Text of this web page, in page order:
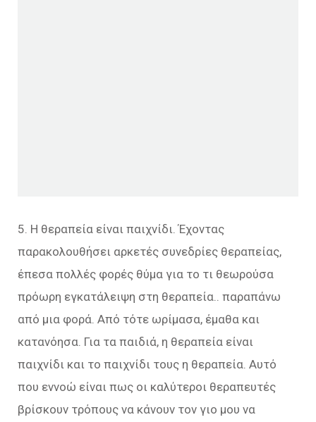
5. Η θεραπεία είναι παιχνίδι. Έχοντας
παρακολουθήσει αρκετές συνεδρίες θεραπείας,
έπεσα πολλές φορές θύμα για το τι θεωρούσα
πρόωρη εγκατάλειψη στη θεραπεία.. παραπάνω
από μια φορά. Από τότε ωρίμασα, έμαθα και
κατανόησα. Για τα παιδιά, η θεραπεία είναι
παιχνίδι και το παιχνίδι τους η θεραπεία. Αυτό
που εννοώ είναι πως οι καλύτεροι θεραπευτές
βρίσκουν τρόπους να κάνουν τον γιο μου να